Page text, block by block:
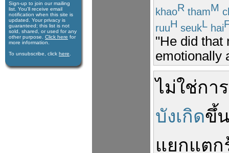
Sign-up to join our mail­ing
list. You'll receive e­mail
notification when this site is
updated. Your privacy is
guaran­teed; this list is not
sold, shared, or used for any
other purpose. Click here for
more infor­mation.
To unsubscribe, click here
khaoR thamM
ruuH seukL hai
"He did that
emotionally
ไม่ใช่กา
บังเกิดขึ้น
แยกแตก